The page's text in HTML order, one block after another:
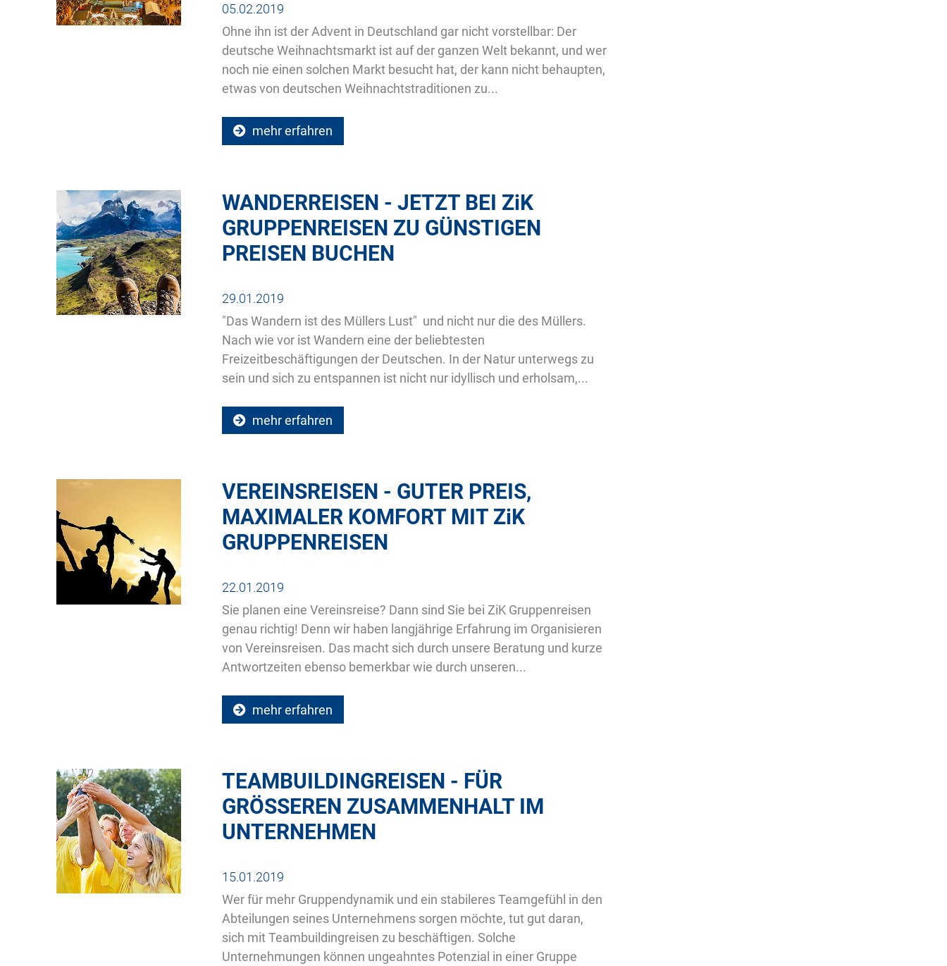
05.02.2019
Ohne ihn ist der Advent in Deutschland gar nicht vorstellbar: Der
deutsche Weihnachtsmarkt ist auf der ganzen Welt bekannt, und wer
noch nie einen solchen Markt besucht hat, der kann nicht behaupten,
etwas von deutschen Weihnachtstraditionen zu...
mehr erfahren
WANDERREISEN - JETZT BEI ZiK
GRUPPENREISEN ZU GÜNSTIGEN
PREISEN BUCHEN
29.01.2019
"Das Wandern ist des Müllers Lust"  und nicht nur die des Müllers.
Nach wie vor ist Wandern eine der beliebtesten
Freizeitbeschäftigungen der Deutschen. In der Natur unterwegs zu
sein und sich zu entspannen ist nicht nur idyllisch und erholsam,...
mehr erfahren
VEREINSREISEN - GUTER PREIS,
MAXIMALER KOMFORT MIT ZiK
GRUPPENREISEN
22.01.2019
Sie planen eine Vereinsreise? Dann sind Sie bei ZiK Gruppenreisen
genau richtig! Denn wir haben langjährige Erfahrung im Organisieren
von Vereinsreisen. Das macht sich durch unsere Beratung und kurze
Antwortzeiten ebenso bemerkbar wie durch unseren...
mehr erfahren
TEAMBUILDINGREISEN - FÜR
GRÖSSEREN ZUSAMMENHALT IM U
NTERNEHMEN
15.01.2019
Wer für mehr Gruppendynamik und ein stabileres Teamgefühl in den
Abteilungen seines Unternehmens sorgen möchte, tut gut daran,
sich mit Teambuildingreisen zu beschäftigen. Solche
Unternehmungen können ungeahntes Potenzial in einer Gruppe